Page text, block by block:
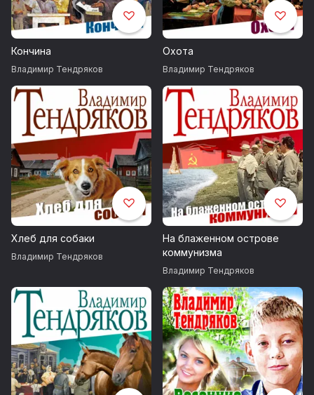
Кончина
Владимир Тендряков
Охота
Владимир Тендряков
Хлеб для собаки
Владимир Тендряков
На блаженном острове
коммунизма
Владимир Тендряков